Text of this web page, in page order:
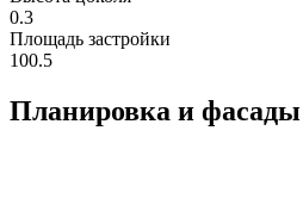
0.3
Площадь застройки
100.5
Планировка и фасады